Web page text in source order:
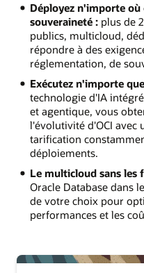
Déployez n'importe où
souveraineté :plus de
publics, multicloud,
répondre à des
réglementation, de
Exécutez n'importe
technologie d'IA
et agentique, vous
l'évolutivité d'OCI avec
tarification
déploiements.
Le multicloud sans les
Oracle Database dans
de votre choix pour
performances et les